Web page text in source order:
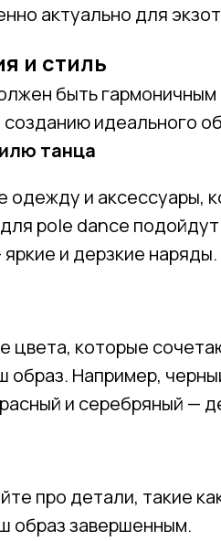
актуально для
и стиль
быть гармоничным
идеального
танца
одежду и аксессуары,
pole dance
и дерзкие наряды.
цвета, которые
образ. Например,
и серебряный —
про детали, такие
образ завершенным.